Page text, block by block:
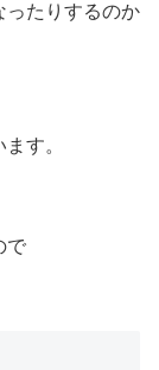
ったりするのか
す。
で